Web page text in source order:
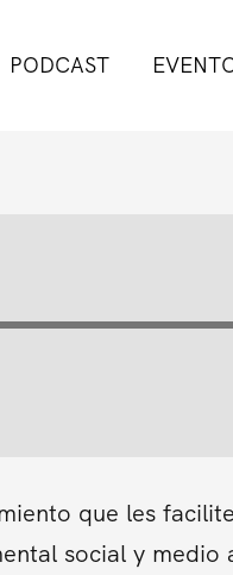
PODCAST
que les
social y medio